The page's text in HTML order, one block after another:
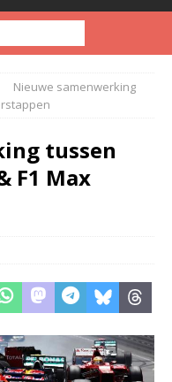
Nieuwe samenwerking
tussen
F1 Max